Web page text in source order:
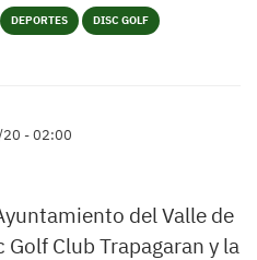
DEPORTES DISC GOLF
- 02:00
del Valle de
Club Trapagaran y la